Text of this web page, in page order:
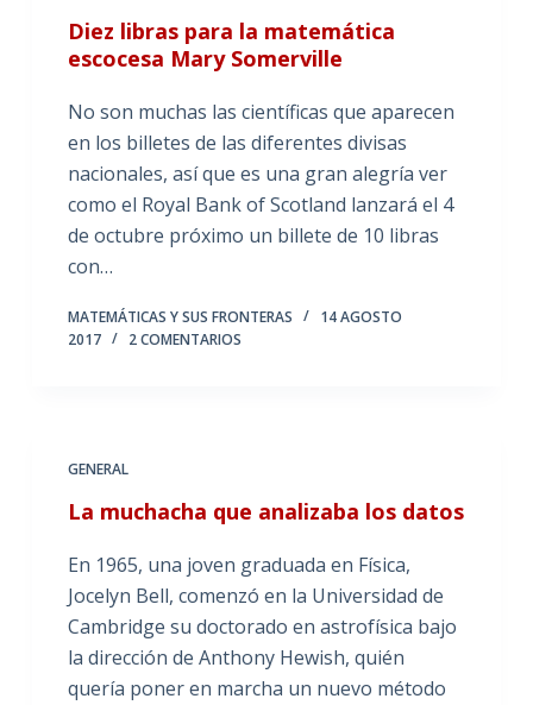
Diez libras para la matemática
escocesa Mary Somerville
No son muchas las científicas que aparecen
en los billetes de las diferentes divisas
nacionales, así que es una gran alegría ver
como el Royal Bank of Scotland lanzará el 4
de octubre próximo un billete de 10 libras
con…
MATEMÁTICAS Y SUS FRONTERAS
14 AGOSTO
2017
2 COMENTARIOS
GENERAL
La muchacha que analizaba los datos
En 1965, una joven graduada en Física,
Jocelyn Bell, comenzó en la Universidad de
Cambridge su doctorado en astrofísica bajo
la dirección de Anthony Hewish, quién
quería poner en marcha un nuevo método